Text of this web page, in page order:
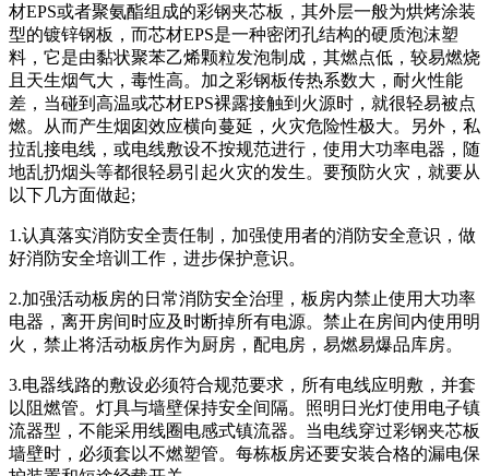
材EPS或者聚氨酯组成的彩钢夹芯板，其外层一般为烘烤涂装
型的镀锌钢板，而芯材EPS是一种密闭孔结构的硬质泡沫塑
料，它是由黏状聚苯乙烯颗粒发泡制成，其燃点低，较易燃烧
且天生烟气大，毒性高。加之彩钢板传热系数大，耐火性能
差，当碰到高温或芯材EPS裸露接触到火源时，就很轻易被点
燃。从而产生烟囱效应横向蔓延，火灾危险性极大。另外，私
拉乱接电线，或电线敷设不按规范进行，使用大功率电器，随
地乱扔烟头等都很轻易引起火灾的发生。要预防火灾，就要从
以下几方面做起;
1.认真落实消防安全责任制，加强使用者的消防安全意识，做
好消防安全培训工作，进步保护意识。
2.加强活动板房的日常消防安全治理，板房内禁止使用大功率
电器，离开房间时应及时断掉所有电源。禁止在房间内使用明
火，禁止将活动板房作为厨房，配电房，易燃易爆品库房。
3.电器线路的敷设必须符合规范要求，所有电线应明敷，并套
以阻燃管。灯具与墙壁保持安全间隔。照明日光灯使用电子镇
流器型，不能采用线圈电感式镇流器。当电线穿过彩钢夹芯板
墙壁时，必须套以不燃塑管。每栋板房还要安装合格的漏电保